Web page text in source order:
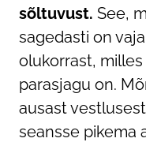
sõltuvust. See,
sagedasti on
olukorrast,
parasjagu on.
ausast
seansse pikema